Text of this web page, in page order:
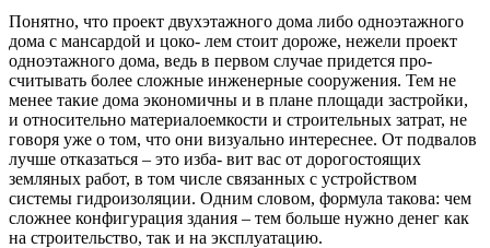
Понятно, что проект двухэтажного дома либо одноэтажного
дома с мансардой и цоко- лем стоит дороже, нежели проект
одноэтажного дома, ведь в первом случае придется про-
считывать более сложные инженерные сооружения. Тем не
менее такие дома экономичны и в плане площади застройки,
и относительно материалоемкости и строительных затрат, не
говоря уже о том, что они визуально интереснее. От подвалов
лучше отказаться – это изба- вит вас от дорогостоящих
земляных работ, в том числе связанных с устройством
системы гидроизоляции. Одним словом, формула такова: чем
сложнее конфигурация здания – тем больше нужно денег как
на строительство, так и на эксплуатацию.